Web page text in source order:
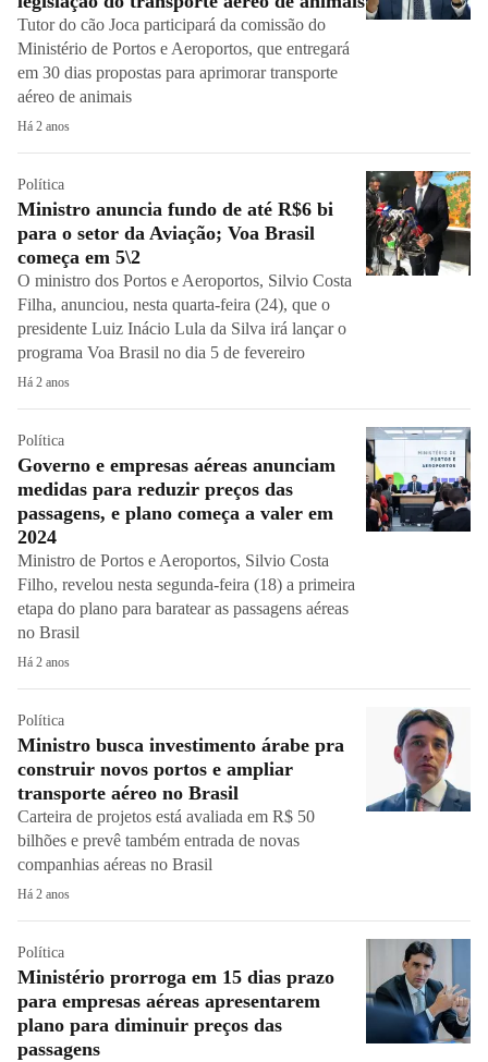
Tutor do cão Joca participará da comissão do
Ministério de Portos e Aeroportos, que entregará
em 30 dias propostas para aprimorar transporte
aéreo de animais
Há 2 anos
Política
Ministro anuncia fundo de até R$6 bi
para o setor da Aviação; Voa Brasil
começa em 5\2
O ministro dos Portos e Aeroportos, Silvio Costa
Filha, anunciou, nesta quarta-feira (24), que o
presidente Luiz Inácio Lula da Silva irá lançar o
programa Voa Brasil no dia 5 de fevereiro
Há 2 anos
Política
Governo e empresas aéreas anunciam
medidas para reduzir preços das
passagens, e plano começa a valer em
2024
Ministro de Portos e Aeroportos, Silvio Costa
Filho, revelou nesta segunda-feira (18) a primeira
etapa do plano para baratear as passagens aéreas
no Brasil
Há 2 anos
Política
Ministro busca investimento árabe pra
construir novos portos e ampliar
transporte aéreo no Brasil
Carteira de projetos está avaliada em R$ 50
bilhões e prevê também entrada de novas
companhias aéreas no Brasil
Há 2 anos
Política
Ministério prorroga em 15 dias prazo
para empresas aéreas apresentarem
plano para diminuir preços das
passagens